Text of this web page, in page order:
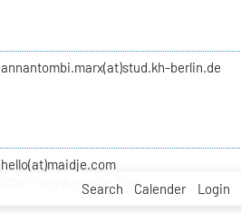
Search Calender Login
annantombi.marx(at)stud.kh-berlin.de
hello(at)maidje.com
http://www.maidje.com